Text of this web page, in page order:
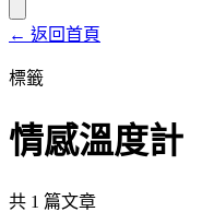
← 返回首頁
標籤
情感溫度計
共 1 篇文章